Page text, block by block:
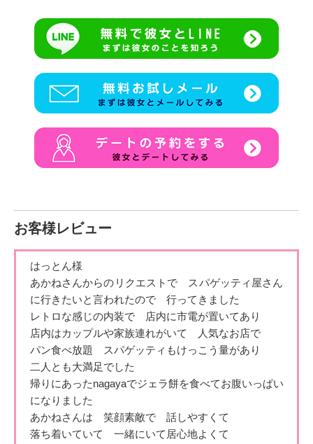
服装はストリート系から綺麗め、可愛い系など色んなお洋服
を楽しんでいます
ネットショッピングでは失敗したくないので下調べはしっか
最後まで読んで下さりありがとうございました！
平日も土日も予定合わせやすい方なので、少しでも気になっ
てくれたらLINEしてみてくださいね(*≧∀≦*)
ご連絡お待ちしております〜！
お客様レビュー
はっとん様
あかねさんからのリクエストで スパゲッティ屋さん
に行きたいと言われたので 行ってきました
レトロな感じの内装で 店内に市電が置いてあり
店内はカップルや家族連れがいて 人気なお店で
パン食べ放題 スパゲッティもけっこう量があり
二人とも大満足でした
帰りにあったnagayaでジェラ餅を食べてお腹いっぱい
になり ました
あかねさんは 笑顔素敵で 話しやすくて
落ち着いていて 一緒にいて居心地よくて